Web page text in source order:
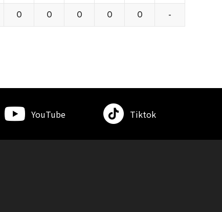
0 0 0 0 0 -
YouTube Tiktok